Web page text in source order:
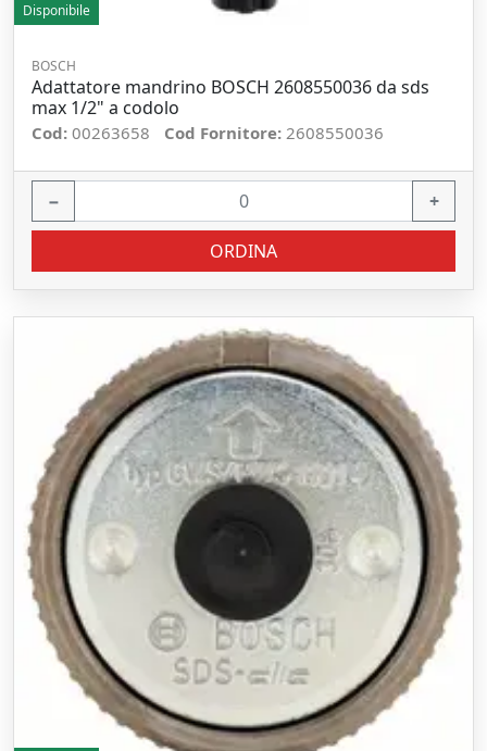
Disponibile
BOSCH
Adattatore mandrino BOSCH 2608550036 da sds
max 1/2" a codolo
Cod: 00263658 Cod Fornitore: 2608550036
− +
ORDINA